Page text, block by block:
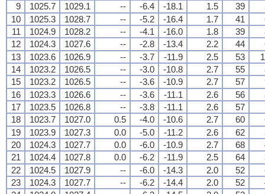
9
1025.7 1029.1 -- -6.4 -18.1 1.5 39
10
1025.3 1028.7 -- -5.2 -16.4 1.7 41
11
1024.9 1028.2 -- -4.1 -16.0 1.8 39
12
1024.3 1027.6 -- -2.8 -13.4 2.2 44
13
1023.6 1026.9 -- -3.7 -11.9 2.5 53
14
1023.2 1026.5 -- -3.0 -10.8 2.7 55
15
1023.2 1026.5 -- -3.6 -10.9 2.7 57
16
1023.3 1026.6 -- -3.6 -11.1 2.6 56
17
1023.5 1026.8 -- -3.8 -11.1 2.6 57
18
1023.7 1027.0 0.5 -4.0 -10.6 2.7 60
19
1023.9 1027.3 0.0 -5.0 -11.2 2.6 62
20
1024.3 1027.7 0.0 -6.0 -10.9 2.7 68
21
1024.4 1027.8 0.0 -6.2 -11.9 2.5 64
22
1024.5 1027.9 -- -6.0 -14.3 2.0 52
23
1024.3 1027.7 -- -6.2 -14.4 2.0 52